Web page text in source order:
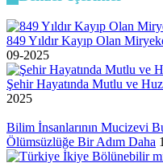
849 Yıldır Kayıp Olan
09-2025
Şehir Hayatında Mutlu ve
2025
Bilim İnsanlarının Mucizevi
Ölümsüzlüğe Bir Adım Daha